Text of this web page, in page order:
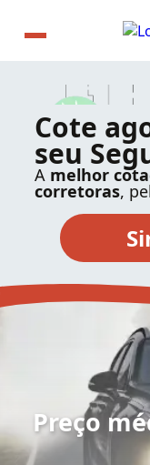
Cote
seu
A melhor
corretoras,
Preço